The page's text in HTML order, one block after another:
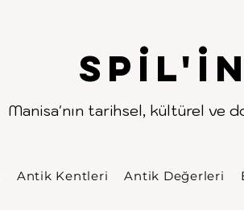
Manisa'nın tarihsel, kültürel ve
. .
Antik Kentleri Antik Değerleri